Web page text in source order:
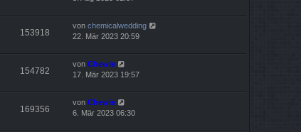
153918
von chemicalwedding
22. Mär 2023 20:59
154782
von Chewie
17. Mär 2023 19:57
169356
von Chewie
6. Mär 2023 06:30